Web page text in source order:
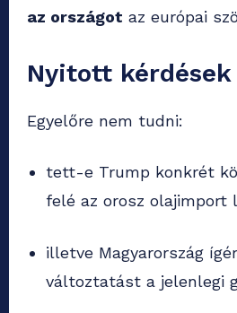
az országot az európai
Nyitott kérdések
Egyelőre nem tudni:
tett-e Trump konkrét
felé az orosz olajimport
illetve Magyarország
változtatást a jelenlegi